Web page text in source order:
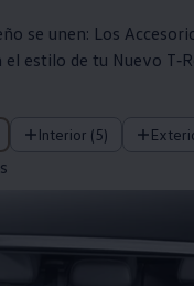
se unen: Los
el estilo de tu Nuevo
Interior (5)